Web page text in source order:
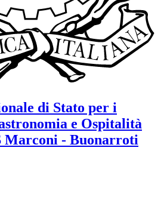
di Stato per i
e Ospitalità
Marconi - Buonarroti